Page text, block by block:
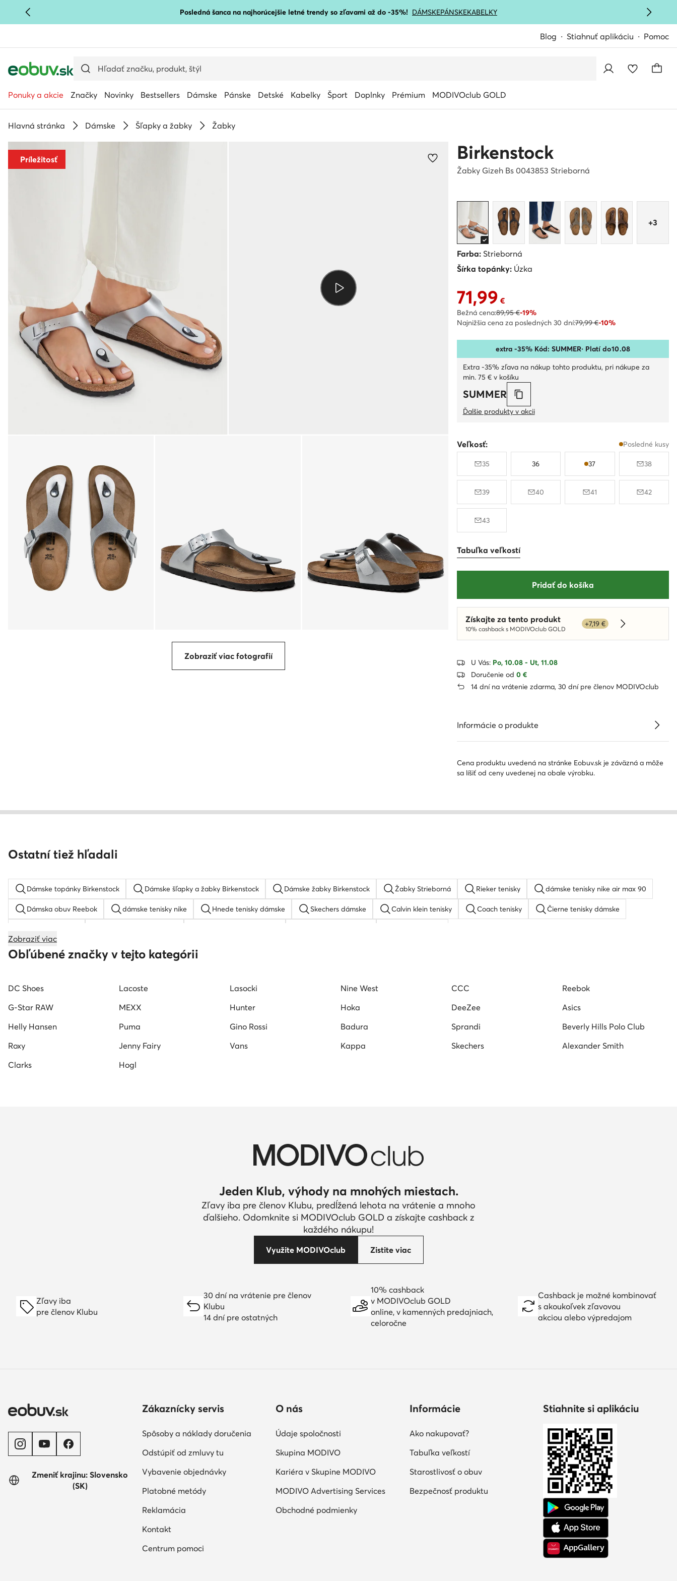
PREJSŤ NA HLAVNÝ OBSAH Posledná šanca na najhorúcejšie letné trendy so zľavami až do -35%! DÁMSKEPÁNSKEKABELKY
Blog Stiahnuť aplikáciu Pomoc
Ponuky a akcie Značky Novinky Bestsellers Dámske Pánske Detské Kabelky Šport Doplnky Prémium MODIVOclub GOLD
Hlavná stránka Dámske Šľapky a žabky Žabky
Zobraziť viac fotografií
Príležitosť Birkenstock
Žabky Gizeh Bs 0043853 Strieborná
+3
Farba:Strieborná
Šírka topánky:Úzka
Aktuálna cena 71,99 €
71,99 €
Bežná cena:89,95 €-19%
Najnižšia cena za posledných 30 dní:79,99 €-10%
extra -35% Kód: SUMMER· Platí do10.08
Extra -35% zľava na nákup tohto produktu, pri nákupe za
min. 75 € v košíku
SUMMER
Ďalšie produkty v akcii
Veľkosť: Posledné kusy
35 36 37 38
39 40 41 42
43
Tabuľka veľkostí
Pridať do košíka
Získajte za tento produkt
10% cashback s MODIVOclub GOLD
+7,19 €
Dowiedz się
U Vás: Po, 10.08 - Ut, 11.08
Doručenie od 0 €
14 dní na vrátenie zdarma, 30 dní pre členov MODIVOclub
Informácie o produkte
Cena produktu uvedená na stránke Eobuv.sk je záväzná a môže
sa líšiť od ceny uvedenej na obale výrobku.
Ostatní tiež hľadali
Dámske topánky Birkenstock Dámske šľapky a žabky Birkenstock Dámske žabky Birkenstock Žabky Strieborná Rieker tenisky dámske tenisky nike air max 90
Dámska obuv Reebok dámske tenisky nike Hnede tenisky dámske Skechers dámske Calvin klein tenisky Coach tenisky Čierne tenisky dámske
Dámske sandále Nine West Tamaris lodičky
Tenisky lacoste dámske Dámske tenisky Beverly Hills Polo Club Converse tenisky dámske
Zobraziť viac
Obľúbené značky v tejto kategórii
DC Shoes Lacoste Lasocki Nine West CCC
Reebok
G-Star RAW
MEXX Hunter Hoka DeeZee
Asics
Helly Hansen
Puma Gino Rossi Badura Sprandi
Beverly Hills Polo Club
Roxy
Jenny Fairy Vans Kappa Skechers
Alexander Smith
Clarks
Hogl
Jeden Klub, výhody na mnohých miestach.
Zľavy iba pre členov Klubu, predĺžená lehota na vrátenie a mnoho
ďalšieho. Odomknite si MODIVOclub GOLD a získajte cashback z
každého nákupu!
Využite MODIVOclub Zistite viac
Zľavy iba
pre členov Klubu
30 dní na vrátenie pre členov
Klubu
14 dní pre ostatných
10% cashback
v MODIVOclub GOLD
online, v kamenných predajniach,
celoročne
Cashback je možné kombinovať
s akoukoľvek zľavovou
akciou alebo výpredajom
Zmeniť krajinu: Slovensko
(SK)
Zákaznícky servis
Spôsoby a náklady doručenia
Odstúpiť od zmluvy tu
Vybavenie objednávky
Platobné metódy
Reklamácia
Kontakt
Centrum pomoci
O nás
Údaje spoločnosti
Skupina MODIVO
Kariéra v Skupine MODIVO
MODIVO Advertising Services
Obchodné podmienky
Informácie
Ako nakupovať?
Tabuľka veľkostí
Starostlivosť o obuv
Bezpečnosť produktu
Stiahnite si aplikáciu